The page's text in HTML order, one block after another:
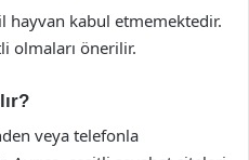
hayvan kabul etmemektedir.
olmaları önerilir.
veya telefonla